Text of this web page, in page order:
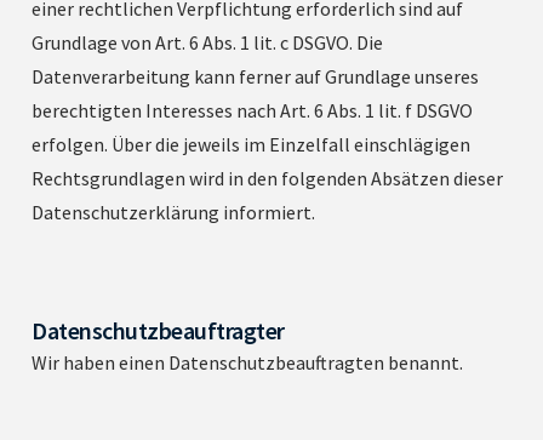
einer rechtlichen Verpflichtung erforderlich sind auf
Grundlage von Art. 6 Abs. 1 lit. c DSGVO. Die
Datenverarbeitung kann ferner auf Grundlage unseres
berechtigten Interesses nach Art. 6 Abs. 1 lit. f DSGVO
erfolgen. Über die jeweils im Einzelfall einschlägigen
Rechtsgrundlagen wird in den folgenden Absätzen dieser
Datenschutzerklärung informiert.
Datenschutzbeauftragter
Wir haben einen Datenschutzbeauftragten benannt.